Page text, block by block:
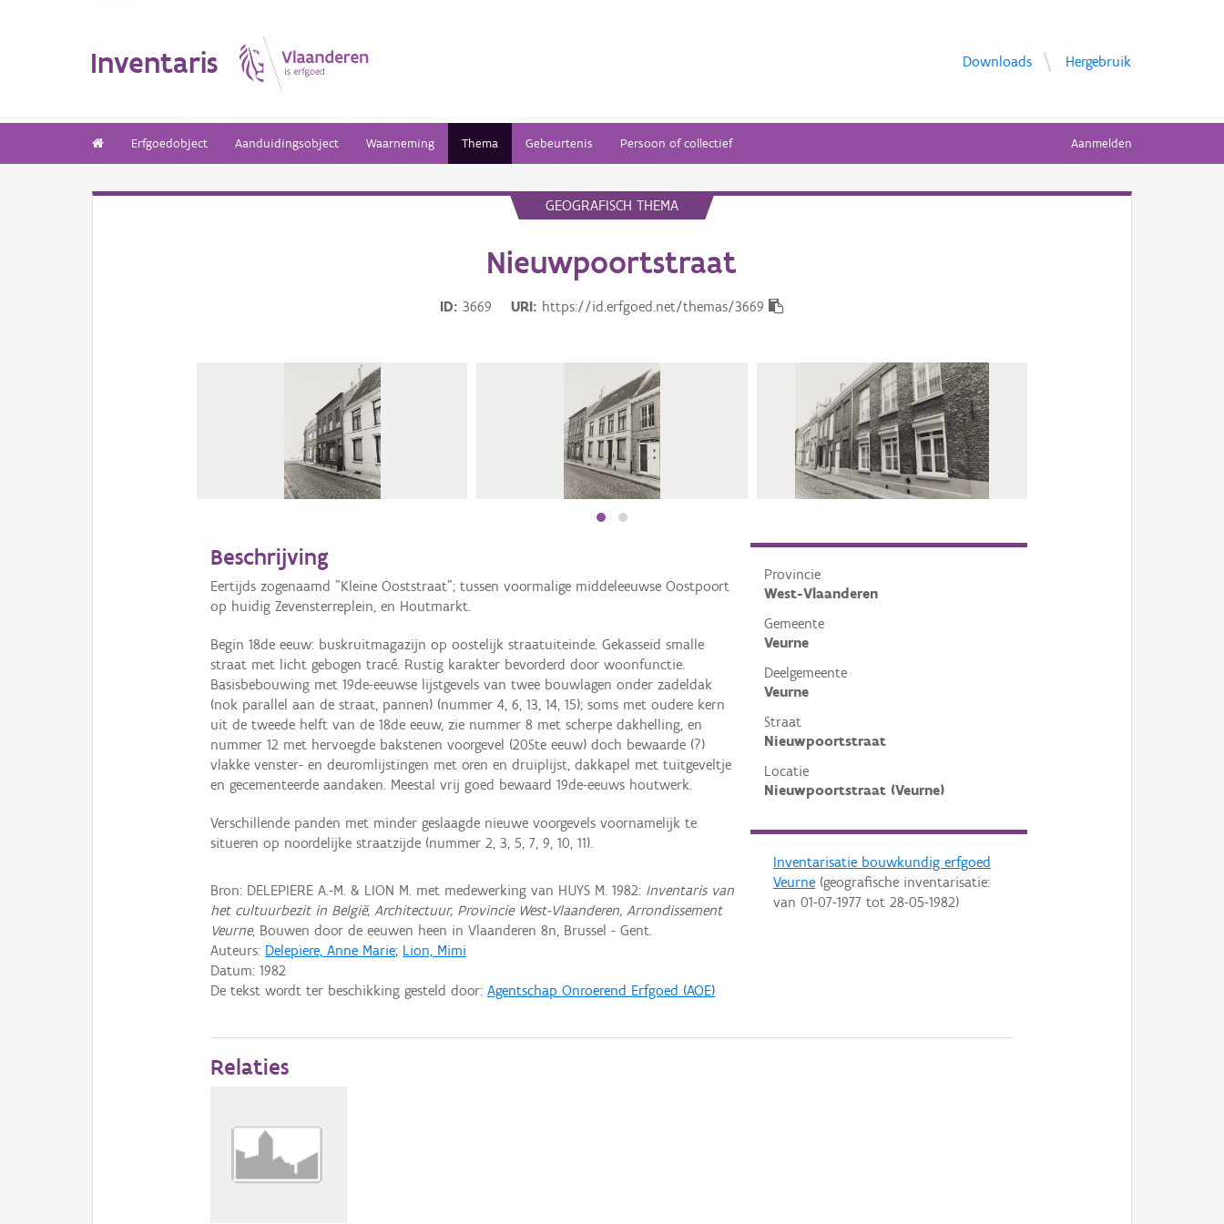
Inventaris Downloads Hergebruik
Erfgoedobject Aanduidingsobject Waarneming Thema Gebeurtenis Persoon of collectief Aanmelden
GEOGRAFISCH THEMA
Nieuwpoortstraat
ID 3669 URI https://id.erfgoed.net/themas/3669
Provincie
West-Vlaanderen
Gemeente
Veurne
Deelgemeente
Veurne
Straat
Nieuwpoortstraat
Locatie
Nieuwpoortstraat (Veurne)
Inventarisatie bouwkundig erfgoed
Veurne(geografische inventarisatie:
van 01-07-1977tot 28-05-1982)
Beschrijving
Eertijds zogenaamd "Kleine Ooststraat"; tussen voormalige middeleeuwse Oostpoort
op huidig Zevensterreplein, en Houtmarkt.
Begin 18de eeuw: buskruitmagazijn op oostelijk straatuiteinde. Gekasseid smalle
straat met licht gebogen tracé. Rustig karakter bevorderd door woonfunctie.
Basisbebouwing met 19de-eeuwse lijstgevels van twee bouwlagen onder zadeldak
(nok parallel aan de straat, pannen) (nummer 4, 6, 13, 14, 15); soms met oudere kern
uit de tweede helft van de 18de eeuw, zie nummer 8 met scherpe dakhelling, en
nummer 12 met hervoegde bakstenen voorgevel (20Ste eeuw) doch bewaarde (?)
vlakke venster- en deuromlijstingen met oren en druiplijst, dakkapel met tuitgeveltje
en gecementeerde aandaken. Meestal vrij goed bewaard 19de-eeuws houtwerk.
Verschillende panden met minder geslaagde nieuwe voorgevels voornamelijk te
situeren op noordelijke straatzijde (nummer 2, 3, 5, 7, 9, 10, 11).
Bron: DELEPIERE A.-M. & LION M. met medewerking van HUYS M. 1982: Inventaris van
het cultuurbezit in België, Architectuur, Provincie West-Vlaanderen, Arrondissement
Veurne, Bouwen door de eeuwen heen in Vlaanderen 8n, Brussel - Gent.
Auteurs: Delepiere, Anne Marie; Lion, Mimi
Datum:1982
De tekst wordt ter beschikking gesteld door:Agentschap Onroerend Erfgoed (AOE)
Relaties